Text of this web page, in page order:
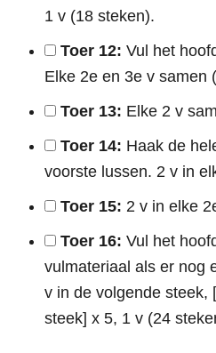
1 v (18 steken).
Toer 12: Vul het
Elke 2e en 3e v samen
Toer 13: Elke 2 v
Toer 14: Haak de
voorste lussen. 2 v in
Toer 15: 2 v in elke
Toer 16: Vul het
vulmateriaal als er nog
v in de volgende steek,
steek] x 5, 1 v (24